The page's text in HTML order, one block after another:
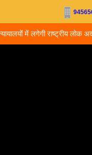
में लगेगी राष्ट्रीय लोक अदालत,